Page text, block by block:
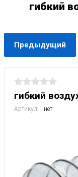
гибкий
Предыдущий
гибкий
Артикул: нет